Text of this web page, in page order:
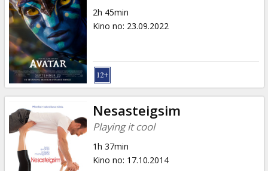
2h 45min
Kino no: 23.09.2022
Nesasteigsim
Playing it cool
1h 37min
Kino no: 17.10.2014